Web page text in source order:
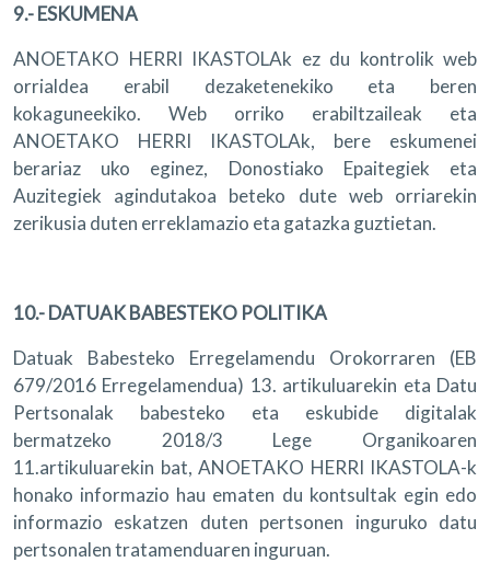
9.- ESKUMENA
ANOETAKO HERRI IKASTOLAk ez du kontrolik web
orrialdea erabil dezaketenekiko eta beren
kokaguneekiko. Web orriko erabiltzaileak eta
ANOETAKO HERRI IKASTOLAk, bere eskumenei
berariaz uko eginez, Donostiako Epaitegiek eta
Auzitegiek agindutakoa beteko dute web orriarekin
zerikusia duten erreklamazio eta gatazka guztietan.
10.- DATUAK BABESTEKO POLITIKA
Datuak Babesteko Erregelamendu Orokorraren (EB
679/2016 Erregelamendua) 13. artikuluarekin eta Datu
Pertsonalak babesteko eta eskubide digitalak
bermatzeko 2018/3 Lege Organikoaren
11.artikuluarekin bat, ANOETAKO HERRI IKASTOLA-k
honako informazio hau ematen du kontsultak egin edo
informazio eskatzen duten pertsonen inguruko datu
pertsonalen tratamenduaren inguruan.